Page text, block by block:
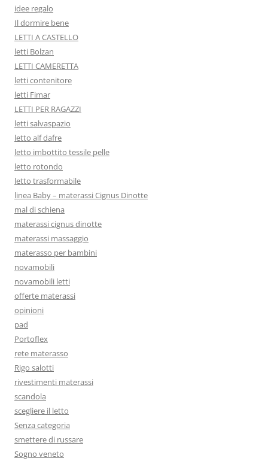
idee regalo
Il dormire bene
LETTI A CASTELLO
letti Bolzan
LETTI CAMERETTA
letti contenitore
letti Fimar
LETTI PER RAGAZZI
letti salvaspazio
letto alf dafre
letto imbottito tessile pelle
letto rotondo
letto trasformabile
linea Baby – materassi Cignus Dinotte
mal di schiena
materassi cignus dinotte
materassi massaggio
materasso per bambini
novamobili
novamobili letti
offerte materassi
opinioni
pad
Portoflex
rete materasso
Rigo salotti
rivestimenti materassi
scandola
scegliere il letto
Senza categoria
smettere di russare
Sogno veneto